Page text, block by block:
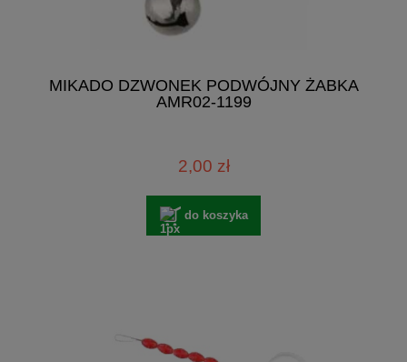
MIKADO DZWONEK PODWÓJNY ŻABKA
AMR02-1199
2,00 zł
do koszyka